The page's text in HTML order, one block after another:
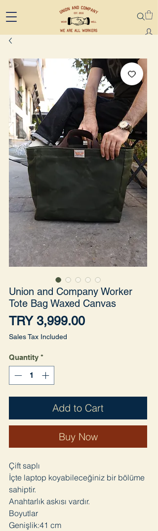
Union and Company Worker
Tote Bag Waxed Canvas
TRY 3,999.00Price
Sales Tax Included
Quantity *
Add to Cart
Buy Now
Çift saplı
İçte laptop koyabileceğiniz bir bölüme
sahiptir.
Anahtarlık askısı vardır.
Boyutlar
Genişlik:41 cm